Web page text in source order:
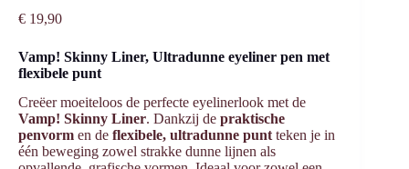
€ 19,90
Vamp! Skinny Liner, Ultradunne eyeliner pen met
flexibele punt
Creëer moeiteloos de perfecte eyelinerlook met de
Vamp! Skinny Liner. Dankzij de praktische
penvorm en de flexibele, ultradunne puntteken je in
één beweging zowel strakke dunne lijnen als